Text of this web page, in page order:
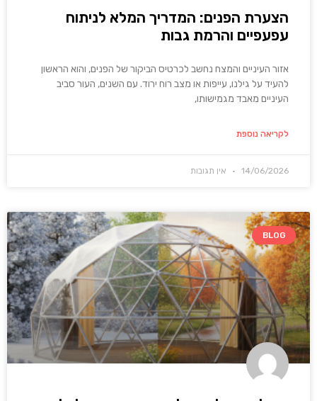
הצערת הפנים: המדריך המלא לניתוח
עפעפיים והרמת גבות
אזור העיניים והמצח נחשב לכרטיס הביקור של הפנים, והוא הראשון
להעיד על גילנו, עייפות או מצב רוח ירוד. עם השנים, העור סביב
העיניים מאבד מגמישותו,
לקריאה נוספת
14/06/2026 אין תגובות
BLOG